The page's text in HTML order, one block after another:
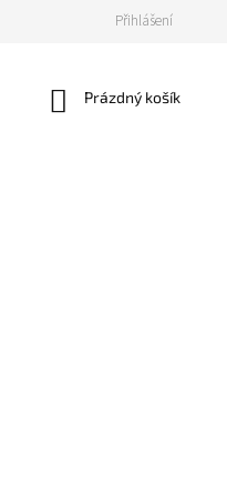
Přihlášení
Nákupní
Prázdný košík